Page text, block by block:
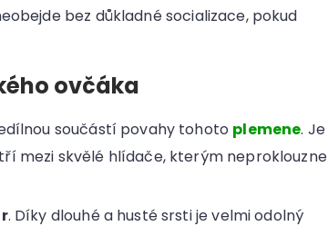
bez důkladné socializace, pokud
ovčáka
součástí povahy tohoto plemene. Je
mezi skvělé hlídače, kterým neproklouzne
. Díky dlouhé a husté srsti je velmi odolný